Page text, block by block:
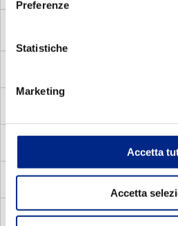
Preferenze
Statistiche
Marketing
Accetta
Accetta
MVS Motori Elettrici